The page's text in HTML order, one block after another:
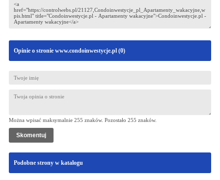
Opinie o stronie www.condoinwestycje.pl (0)
Można wpisać maksymalnie 255 znaków. Pozostało 255 znaków.
Podobne strony w katalogu